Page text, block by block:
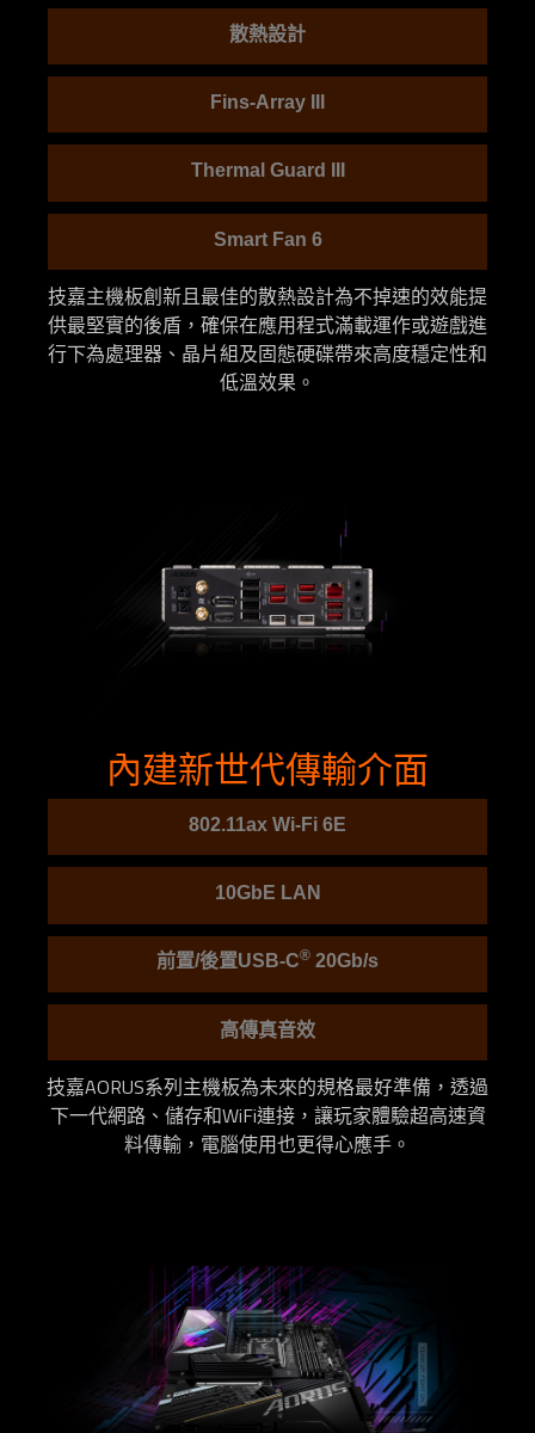
散熱設計
Fins-Array III
Thermal Guard III
Smart Fan 6
技嘉主機板創新且最佳的散熱設計為不掉速的效能提
供最堅實的後盾，確保在應用程式滿載運作或遊戲進
行下為處理器、晶片組及固態硬碟帶來高度穩定性和
低溫效果。
內建新世代傳輸介面
802.11ax Wi-Fi 6E
10GbE LAN
前置/後置USB-C® 20Gb/s
高傳真音效
技嘉AORUS系列主機板為未來的規格最好準備，透過
下一代網路、儲存和WiFi連接，讓玩家體驗超高速資
料傳輸，電腦使用也更得心應手。